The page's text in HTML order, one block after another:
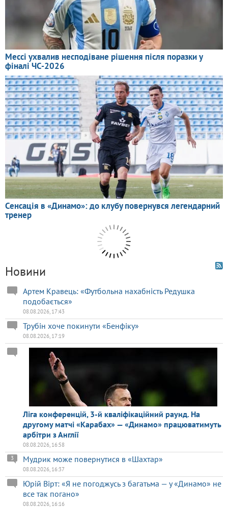
Новини
Артем Кравець: «Футбольна нахабність Редушка
подобається»
08.08.2026, 17:43
Трубін хоче покинути «Бенфіку»
08.08.2026, 17:19
Ліга конференцій, 3-й кваліфікаційний раунд. На
другому матчі «Карабах» — «Динамо» працюватимуть
арбітри з Англії
08.08.2026, 16:58
Мудрик може повернутися в «Шахтар»
3
08.08.2026, 16:37
Юрій Вірт: «Я не погоджусь з багатьма — у «Динамо» не
все так погано»
08.08.2026, 16:16